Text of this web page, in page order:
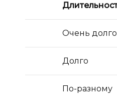
Очень долго
Долго
По-разному